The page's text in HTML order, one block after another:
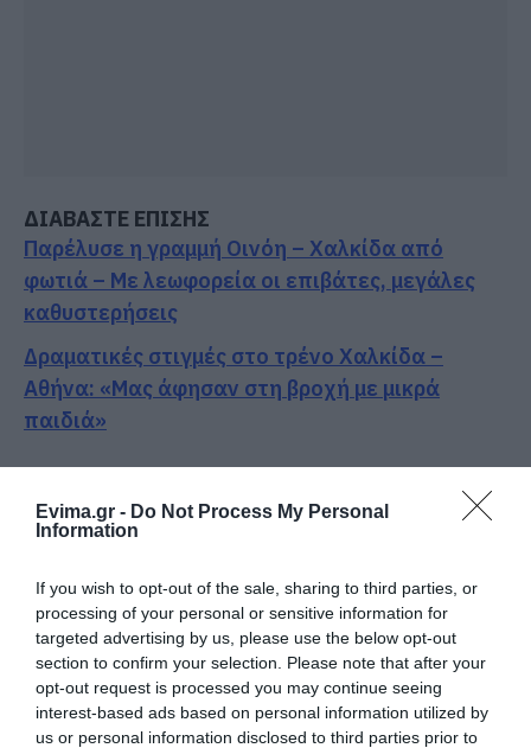
Evima.gr - Do Not Process My Personal
Information
If you wish to opt-out of the sale, sharing to third parties, or
processing of your personal or sensitive information for
targeted advertising by us, please use the below opt-out
section to confirm your selection. Please note that after your
opt-out request is processed you may continue seeing
interest-based ads based on personal information utilized by
us or personal information disclosed to third parties prior to
ΔΙΑΒΑΣΤΕ ΕΠΙΣΗΣ
Παρέλυσε η γραμμή Οινόη – Χαλκίδα από
φωτιά – Με λεωφορεία οι επιβάτες, μεγάλες
καθυστερήσεις
Δραματικές στιγμές στο τρένο Χαλκίδα –
Αθήνα: «Μας άφησαν στη βροχή με μικρά
παιδιά»
Διαβάστε όλες τις
Διαβάστε όλες τιςτελευταίες ειδήσειςγια την
Ελλάδακαι τονΚόσμοστοevima.gr
TAGS: ΑΕΡΙΟ ΑΘΗΝΑ ΜΥΡΩΔΙΑ ΟΣΜΗ
ΡΟΗ ΕΙΔΗΣΕΩΝ